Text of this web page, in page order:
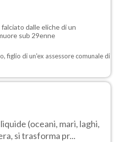
falciato dalle eliche di un
sub 29enne
figlio di un'ex assessore comunale di
(oceani, mari, laghi,
si trasforma pr...